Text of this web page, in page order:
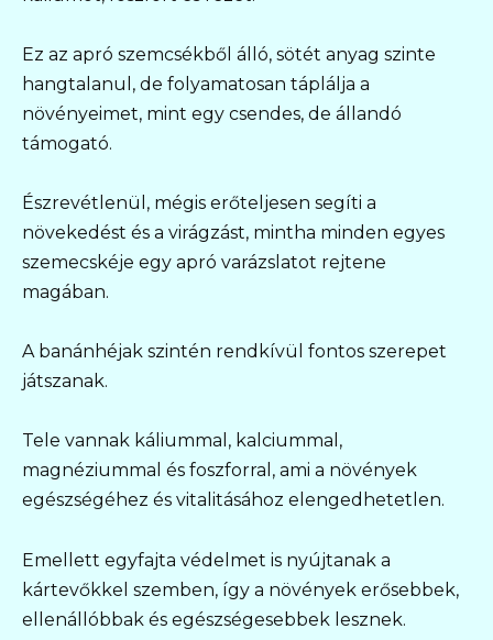
Ez az apró szemcsékből álló, sötét anyag szinte
hangtalanul, de folyamatosan táplálja a
növényeimet, mint egy csendes, de állandó
támogató.
Észrevétlenül, mégis erőteljesen segíti a
növekedést és a virágzást, mintha minden egyes
szemecskéje egy apró varázslatot rejtene
magában.
A banánhéjak szintén rendkívül fontos szerepet
játszanak.
Tele vannak káliummal, kalciummal,
magnéziummal és foszforral, ami a növények
egészségéhez és vitalitásához elengedhetetlen.
Emellett egyfajta védelmet is nyújtanak a
kártevőkkel szemben, így a növények erősebbek,
ellenállóbbak és egészségesebbek lesznek.